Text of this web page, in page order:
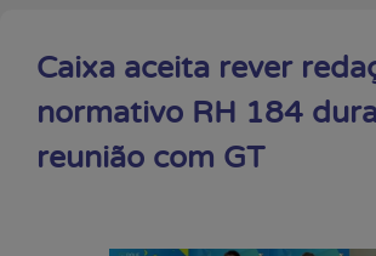
Caixa aceita rever
normativo RH 184
reunião com GT